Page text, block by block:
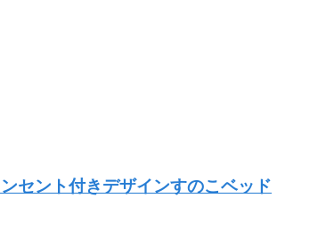
セント付きデザインすのこベッド